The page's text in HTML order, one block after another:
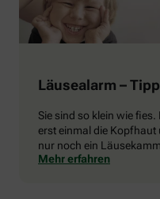
Läusealarm –
Sie sind so klein wie
erst einmal die Kopfhaut
nur noch ein
Mehr erfahren